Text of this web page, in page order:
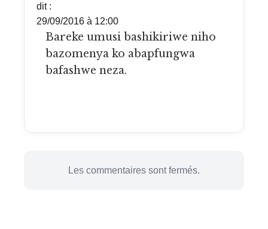
dit :
29/09/2016 à 12:00
Bareke umusi bashikiriwe niho
bazomenya ko abapfungwa
bafashwe neza.
Les commentaires sont fermés.